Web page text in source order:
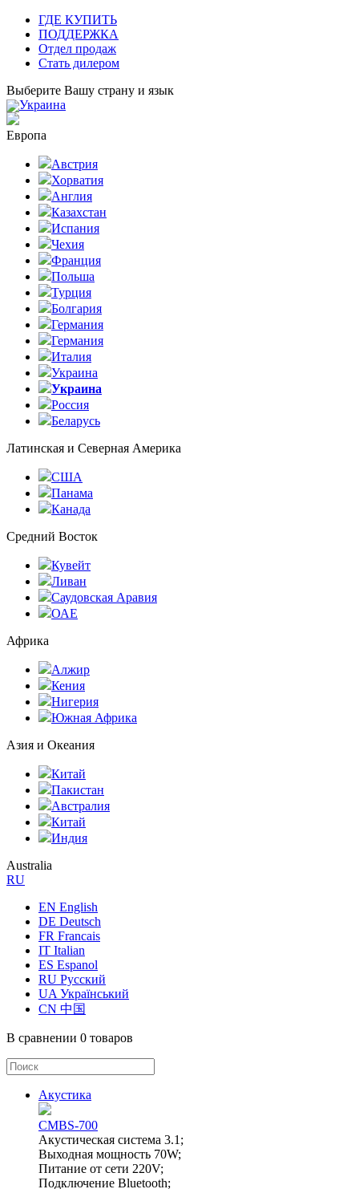
ГДЕ КУПИТЬ
ПОДДЕРЖКА
Отдел продаж
Стать дилером
Выберите Вашу страну и язык
Украина
Европа
Австрия
Хорватия
Англия
Казахстан
Испания
Чехия
Франция
Польша
Турция
Болгария
Германия
Германия
Италия
Украина
Украина
Россия
Беларусь
Латинская и Северная Америка
США
Панама
Канада
Средний Восток
Кувейт
Ливан
Саудовская Аравия
ОАЕ
Африка
Алжир
Кения
Нигерия
Южная Африка
Азия и Океания
Китай
Пакистан
Австралия
Китай
Индия
Australia
RU
EN English
DE Deutsch
FR Francais
IT Italian
ES Espanol
RU Русский
UA Український
CN 中国
В сравнении 0 товаров
Акустика
CMBS-700
Акустическая система 3.1;
Выходная мощность 70W;
Питание от сети 220V;
Подключение Bluetooth;